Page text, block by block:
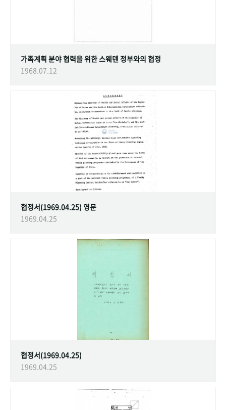
가족계획 분야 협력을 위한 스웨덴 정부와의 협정
1968.07.12
협정서(1969.04.25) 영문
1969.04.25
협정서(1969.04.25)
1969.04.25